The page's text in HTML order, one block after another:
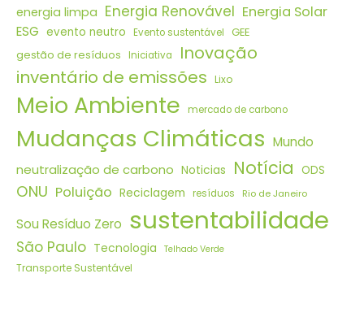
energia limpa Energia Renovável Energia Solar
ESG evento neutro Evento sustentável
GEE
gestão de resíduos
Iniciativa
Inovação
inventário de emissões Lixo
Meio Ambiente mercado de carbono
Mudanças Climáticas Mundo
neutralização de carbono Noticias Notícia ODS
ONU Poluição Reciclagem resíduos Rio de Janeiro
Sou Resíduo Zero sustentabilidade
São Paulo Tecnologia Telhado Verde
Transporte Sustentável